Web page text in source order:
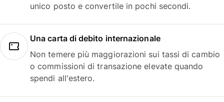
unico posto e convertile in pochi secondi.
Una carta di debito internazionale
Non temere più maggiorazioni sui tassi di cambio
o commissioni di transazione elevate quando
spendi all'estero.